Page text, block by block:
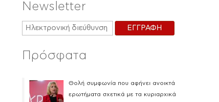
Newsletter
Πρόσφατα
Θολή συμφωνία που αφήνει ανοικτά
ερωτήματα σχετικά με τα κυριαρχικά